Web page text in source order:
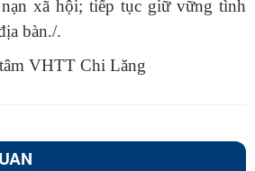
xã hội; tiếp tục giữ vững tình
bàn./.
VHTT Chi Lăng